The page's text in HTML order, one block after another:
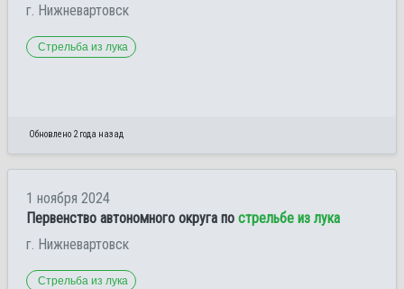
г. Нижневартовск
Стрельба из лука
Обновлено 2 года назад
1 ноября 2024
Первенство автономного округа по стрельбе из лука
г. Нижневартовск
Стрельба из лука